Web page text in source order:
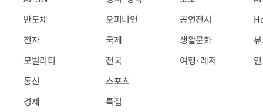
반도체
전자
모빌리티
통신
경제
오피니언
국제
전국
스포츠
특집
공연전시
생활문화
여행·레저